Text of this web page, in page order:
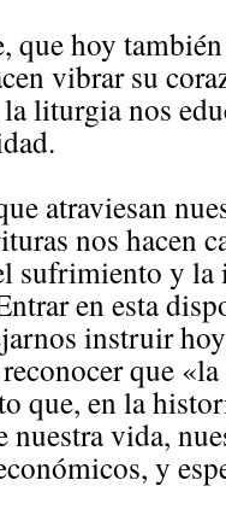
que hoy
vibrar su
liturgia nos
atraviesan
nos hacen
sufrimiento y
en esta
instruir
que
que, en la
vida,
y